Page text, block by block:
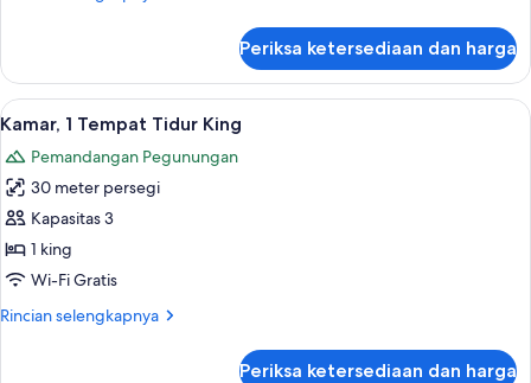
Tidur
Kamar
Klub,
2
Tidur
Twin
Periksa ketersediaan dan harga
Lihat
semua
foto
untuk
Kamar,
1
Tempat
King
Seprai premium, selimut bulu angsa,
15
Kamar, 1 Tempat Tidur King
Pemandangan Pegunungan
30 meter persegi
Kapasitas 3
1 king
Wi-Fi Gratis
Rincian selengkapnya
Rincian
Periksa ketersediaan dan harga